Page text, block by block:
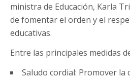
ministra de Educación, Karla
de fomentar el orden y el
educativas.
Entre las principales medidas
Saludo cordial: Promover la